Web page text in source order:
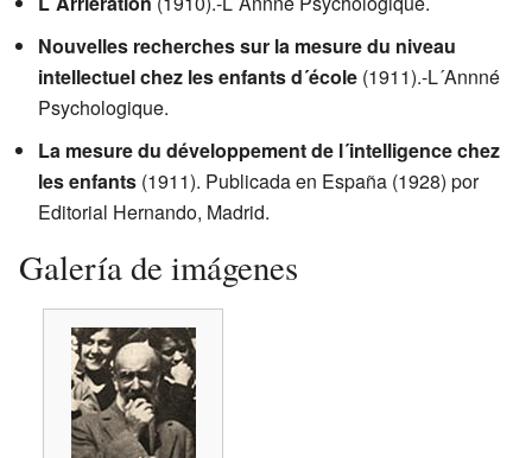
Nouvelles recherches sur la mesure du niveau
intellectuel chez les enfants d´école (1911).-L´Annné
Psychologique.
La mesure du développement de l´intelligence chez
les enfants (1911). Publicada en España (1928) por
Editorial Hernando, Madrid.
Galería de imágenes